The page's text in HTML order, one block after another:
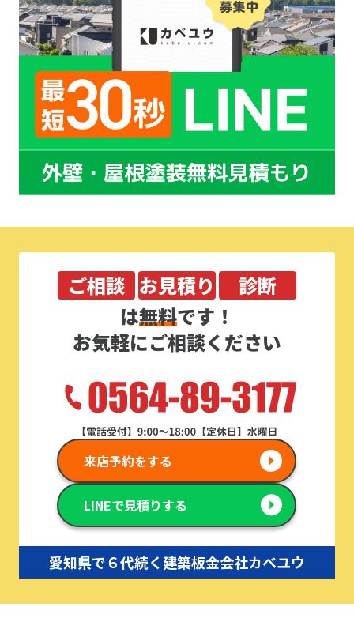
ご相談 お見積り
診断
は無料です！
お気軽にご相談ください
来店予約をする
LINEで見積りする
愛知県で６代続く建築板金会社カベユウ